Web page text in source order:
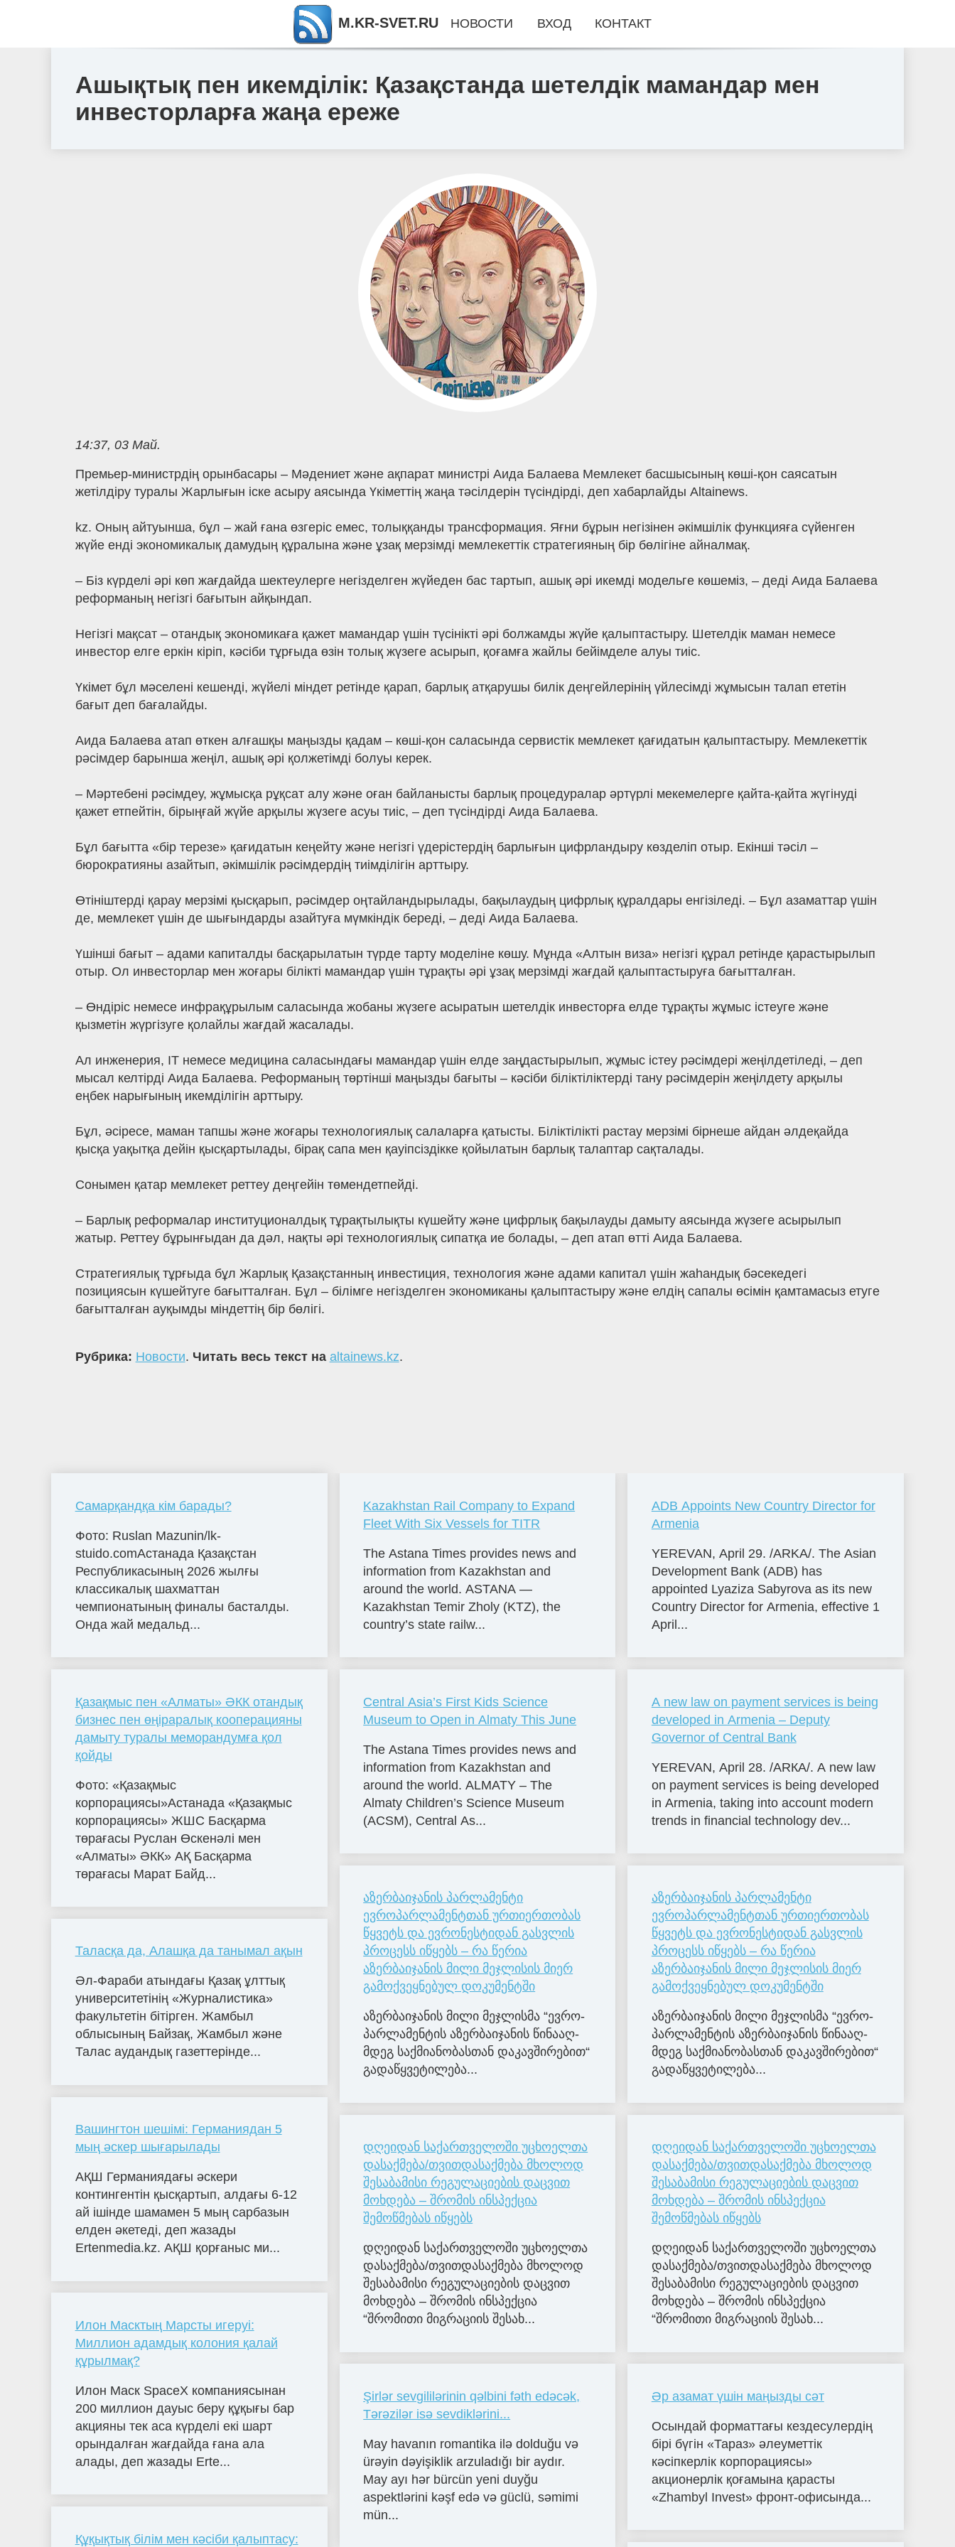
Ашықтық пен икемділік: Қазақстанда шетелдік мамандар мен
инвесторларға жаңа ереже
14:37, 03 Май.
Премьер-министрдің орынбасары – Мәдениет және ақпарат министрі Аида Балаева Мемлекет басшысының көші-қон саясатын
жетілдіру туралы Жарлығын іске асыру аясында Үкіметтің жаңа тәсілдерін түсіндірді, деп хабарлайды Altainews.
kz. Оның айтуынша, бұл – жай ғана өзгеріс емес, толыққанды трансформация. Яғни бұрын негізінен әкімшілік функцияға сүйенген
жүйе енді экономикалық дамудың құралына және ұзақ мерзімді мемлекеттік стратегияның бір бөлігіне айналмақ.
– Біз күрделі әрі көп жағдайда шектеулерге негізделген жүйеден бас тартып, ашық әрі икемді модельге көшеміз, – деді Аида Балаева
реформаның негізгі бағытын айқындап.
Негізгі мақсат – отандық экономикаға қажет мамандар үшін түсінікті әрі болжамды жүйе қалыптастыру. Шетелдік маман немесе
инвестор елге еркін кіріп, кәсіби тұрғыда өзін толық жүзеге асырып, қоғамға жайлы бейімделе алуы тиіс.
Үкімет бұл мәселені кешенді, жүйелі міндет ретінде қарап, барлық атқарушы билік деңгейлерінің үйлесімді жұмысын талап ететін
бағыт деп бағалайды.
Аида Балаева атап өткен алғашқы маңызды қадам – көші-қон саласында сервистік мемлекет қағидатын қалыптастыру. Мемлекеттік
рәсімдер барынша жеңіл, ашық әрі қолжетімді болуы керек.
– Мәртебені рәсімдеу, жұмысқа рұқсат алу және оған байланысты барлық процедуралар әртүрлі мекемелерге қайта-қайта жүгінуді
қажет етпейтін, бірыңғай жүйе арқылы жүзеге асуы тиіс, – деп түсіндірді Аида Балаева.
Бұл бағытта «бір терезе» қағидатын кеңейту және негізгі үдерістердің барлығын цифрландыру көзделіп отыр. Екінші тәсіл –
бюрократияны азайтып, әкімшілік рәсімдердің тиімділігін арттыру.
Өтініштерді қарау мерзімі қысқарып, рәсімдер оңтайландырылады, бақылаудың цифрлық құралдары енгізіледі. – Бұл азаматтар үшін
де, мемлекет үшін де шығындарды азайтуға мүмкіндік береді, – деді Аида Балаева.
Үшінші бағыт – адами капиталды басқарылатын түрде тарту моделіне көшу. Мұнда «Алтын виза» негізгі құрал ретінде қарастырылып
отыр. Ол инвесторлар мен жоғары білікті мамандар үшін тұрақты әрі ұзақ мерзімді жағдай қалыптастыруға бағытталған.
– Өндіріс немесе инфрақұрылым саласында жобаны жүзеге асыратын шетелдік инвесторға елде тұрақты жұмыс істеуге және
қызметін жүргізуге қолайлы жағдай жасалады.
Ал инженерия, IT немесе медицина саласындағы мамандар үшін елде заңдастырылып, жұмыс істеу рәсімдері жеңілдетіледі, – деп
мысал келтірді Аида Балаева. Реформаның төртінші маңызды бағыты – кәсіби біліктіліктерді тану рәсімдерін жеңілдету арқылы
еңбек нарығының икемділігін арттыру.
Бұл, әсіресе, маман тапшы және жоғары технологиялық салаларға қатысты. Біліктілікті растау мерзімі бірнеше айдан әлдеқайда
қысқа уақытқа дейін қысқартылады, бірақ сапа мен қауіпсіздікке қойылатын барлық талаптар сақталады.
Сонымен қатар мемлекет реттеу деңгейін төмендетпейді.
– Барлық реформалар институционалдық тұрақтылықты күшейту және цифрлық бақылауды дамыту аясында жүзеге асырылып
жатыр. Реттеу бұрынғыдан да дәл, нақты әрі технологиялық сипатқа ие болады, – деп атап өтті Аида Балаева.
Стратегиялық тұрғыда бұл Жарлық Қазақстанның инвестиция, технология және адами капитал үшін жаһандық бәсекедегі
позициясын күшейтуге бағытталған. Бұл – білімге негізделген экономиканы қалыптастыру және елдің сапалы өсімін қамтамасыз етуге
бағытталған ауқымды міндеттің бір бөлігі.
Рубрика: Новости. Читать весь текст на altainews.kz.
Самарқандқа кім барады?
Фото: Ruslan Mazunin/lk-
stuido.comАстанада Қазақстан
Республикасының 2026 жылғы
классикалық шахматтан
чемпионатының финалы басталды.
Онда жай медальд...
Қазақмыс пен «Алматы» ӘКК отандық
бизнес пен өңіраралық кооперацияны
дамыту туралы меморандумға қол
қойды
Фото: «Қазақмыс
корпорациясы»Астанада «Қазақмыс
корпорациясы» ЖШС Басқарма
төрағасы Руслан Өскенәлі мен
«Алматы» ӘКК» АҚ Басқарма
төрағасы Марат Байд...
Таласқа да, Алашқа да танымал ақын
Әл-Фараби атындағы Қазақ ұлттық
университетінің «Журналистика»
факультетін бітірген. Жамбыл
облысының Байзақ, Жамбыл және
Талас аудандық газеттерінде...
Вашингтон шешімі: Германиядан 5
мың әскер шығарылады
АҚШ Германиядағы әскери
контингентін қысқартып, алдағы 6-12
ай ішінде шамамен 5 мың сарбазын
елден әкетеді, деп жазады
Ertenmedia.kz. АҚШ қорғаныс ми...
Илон Масктың Марсты игеруі:
Миллион адамдық колония қалай
құрылмақ?
Илон Маск SpaceX компаниясынан
200 миллион дауыс беру құқығы бар
акцияны тек аса күрделі екі шарт
орындалған жағдайда ғана ала
алады, деп жазады Erte...
Құқықтық білім мен кәсіби қалыптасу:
Kazakhstan Rail Company to Expand
Fleet With Six Vessels for TITR
The Astana Times provides news and
information from Kazakhstan and
around the world. ASTANA —
Kazakhstan Temir Zholy (KTZ), the
country’s state railw...
Central Asia’s First Kids Science
Museum to Open in Almaty This June
The Astana Times provides news and
information from Kazakhstan and
around the world. ALMATY – The
Almaty Children’s Science Museum
(ACSM), Central As...
აზერბაიჯანის პარლამენტი
ევროპარლამენტთან ურთიერთობას
წყვეტს და ევრონესტიდან გასვლის
პროცესს იწყებს – რა წერია
აზერბაიჯანის მილი მეჯლისის მიერ
გამოქვეყნებულ დოკუმენტში
აზერ­ბა­ი­ჯა­ნის მილი მე­ჯლის­მა “ევ­რო­
პარ­ლა­მენ­ტის აზერ­ბა­ი­ჯა­ნის წი­ნა­აღ­
მდეგ საქ­მი­ა­ნო­ბას­თან და­კავ­ში­რე­ბით“
გა­და­წყვე­ტი­ლე­ბა...
დღეიდან საქართველოში უცხოელთა
დასაქმება/თვითდასაქმება მხოლოდ
შესაბამისი რეგულაციების დაცვით
მოხდება – შრომის ინსპექცია
შემოწმებას იწყებს
დღეიდან საქართველოში უცხოელთა
დასაქმება/თვითდასაქმება მხოლოდ
შესაბამისი რეგულაციების დაცვით
მოხდება – შრომის ინსპექცია
“შრომითი მიგრაციის შესახ...
Şirlər sevgililərinin qəlbini fəth edəcək,
Tərəzilər isə sevdiklərini...
May havanın romantika ilə dolduğu və
ürəyin dəyişiklik arzuladığı bir aydır.
May ayı hər bürcün yeni duyğu
aspektlərini kəşf edə və güclü, səmimi
mün...
ADB Appoints New Country Director for
Armenia
YEREVAN, April 29. /ARKA/. The Asian
Development Bank (ADB) has
appointed Lyaziza Sabyrova as its new
Country Director for Armenia, effective 1
April...
A new law on payment services is being
developed in Armenia – Deputy
Governor of Central Bank
YEREVAN, April 28. /ARКА/. A new law
on payment services is being developed
in Armenia, taking into account modern
trends in financial technology dev...
აზერბაიჯანის პარლამენტი
ევროპარლამენტთან ურთიერთობას
წყვეტს და ევრონესტიდან გასვლის
პროცესს იწყებს – რა წერია
აზერბაიჯანის მილი მეჯლისის მიერ
გამოქვეყნებულ დოკუმენტში
აზერ­ბა­ი­ჯა­ნის მილი მე­ჯლის­მა “ევ­რო­
პარ­ლა­მენ­ტის აზერ­ბა­ი­ჯა­ნის წი­ნა­აღ­
მდეგ საქ­მი­ა­ნო­ბას­თან და­კავ­ში­რე­ბით“
გა­და­წყვე­ტი­ლე­ბა...
დღეიდან საქართველოში უცხოელთა
დასაქმება/თვითდასაქმება მხოლოდ
შესაბამისი რეგულაციების დაცვით
მოხდება – შრომის ინსპექცია
შემოწმებას იწყებს
დღეიდან საქართველოში უცხოელთა
დასაქმება/თვითდასაქმება მხოლოდ
შესაბამისი რეგულაციების დაცვით
მოხდება – შრომის ინსპექცია
“შრომითი მიგრაციის შესახ...
Әр азамат үшін маңызды сәт
Осындай форматтағы кездесулердің
бірі бүгін «Тараз» әлеуметтік
кәсіпкерлік корпорациясы»
акционерлік қоғамына қарасты
«Zhambyl Invest» фронт-офисында...
M.KR-SVET.RU НОВОСТИ ВХОД КОНТАКТ